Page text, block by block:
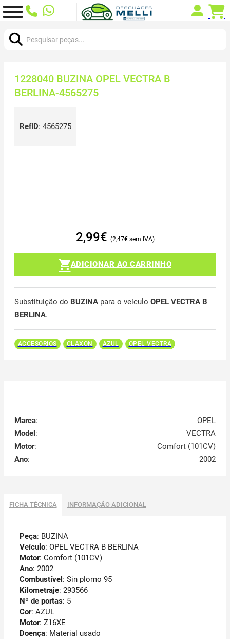
1228040 BUZINA OPEL VECTRA B
BERLINA-4565275
RefID: 4565275
2,99€ 2,47€
ADICIONAR AO CARRINHO
Substituição do BUZINApara o veículo OPEL VECTRA B
BERLINA.
ACCESORIOS CLAXON AZUL OPEL VECTRA
Marca:
OPEL
Model :
VECTRA
Motor:
Comfort (101CV)
Ano: 2002
FICHA TÉCNICA INFORMAÇÃO ADICIONAL
Peça: BUZINA
Veículo: OPEL VECTRA B BERLINA
Motor: Comfort (101CV)
Ano: 2002
Combustível : Sin plomo 95
Kilometraje: 293566
Nº de portas: 5
Cor: AZUL
Motor: Z16XE
Doença: Material usado